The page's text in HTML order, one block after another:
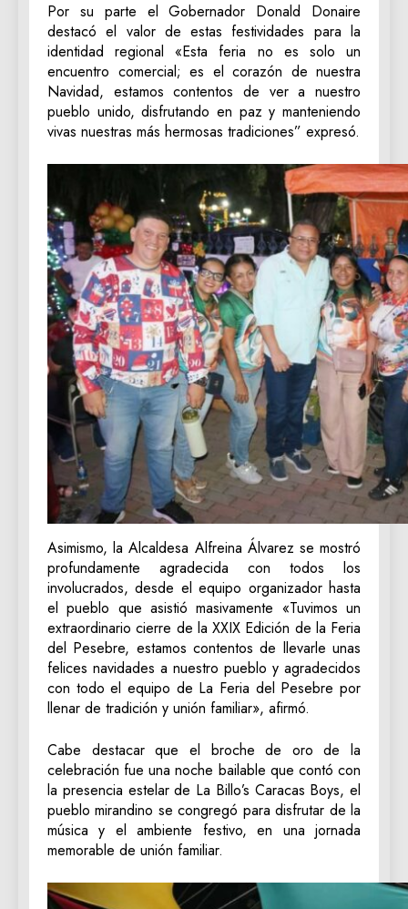
Por su parte el Gobernador Donald Donaire
destacó el valor de estas festividades para la
identidad regional «Esta feria no es solo un
encuentro comercial; es el corazón de nuestra
Navidad, estamos contentos de ver a nuestro
pueblo unido, disfrutando en paz y manteniendo
vivas nuestras más hermosas tradiciones” expresó.
Asimismo, la Alcaldesa Alfreina Álvarez se mostró
profundamente agradecida con todos los
involucrados, desde el equipo organizador hasta
el pueblo que asistió masivamente «Tuvimos un
extraordinario cierre de la XXIX Edición de la Feria
del Pesebre, estamos contentos de llevarle unas
felices navidades a nuestro pueblo y agradecidos
con todo el equipo de La Feria del Pesebre por
llenar de tradición y unión familiar», afirmó.
Cabe destacar que el broche de oro de la
celebración fue una noche bailable que contó con
la presencia estelar de La Billo’s Caracas Boys, el
pueblo mirandino se congregó para disfrutar de la
música y el ambiente festivo, en una jornada
memorable de unión familiar.